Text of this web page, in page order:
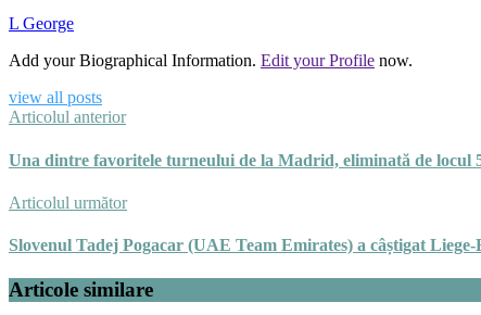
L George
Add your Biographical Information. Edit your Profile now.
view all posts
Articolul anterior
Una dintre favoritele turneului de la Madrid, eliminată de locul
Articolul următor
Slovenul Tadej Pogacar (UAE Team Emirates) a câștigat Liege-
Articole similare